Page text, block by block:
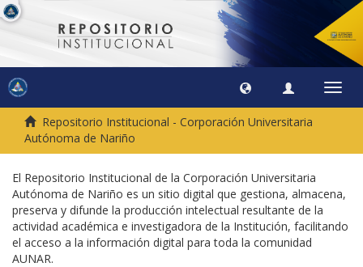
Repositorio Institucional - Corporación Universitaria
Autónoma de Nariño
El Repositorio Institucional de la Corporación Universitaria
Autónoma de Nariño es un sitio digital que gestiona, almacena,
preserva y difunde la producción intelectual resultante de la
actividad académica e investigadora de la Institución, facilitando
el acceso a la información digital para toda la comunidad
AUNAR.